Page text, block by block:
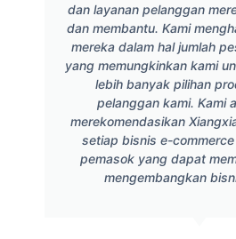
dan layanan pelanggan
dan membantu. Kami
mereka dalam hal jumlah
yang memungkinkan kami
lebih banyak pilihan
pelanggan kami. Kami
merekomendasikan
setiap bisnis e-
pemasok yang dapat
mengembangkan